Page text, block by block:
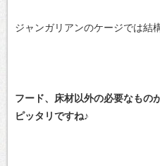
ジャンガリアンのケージでは結
フード、床材以外の必要なもの
ピッタリですね♪